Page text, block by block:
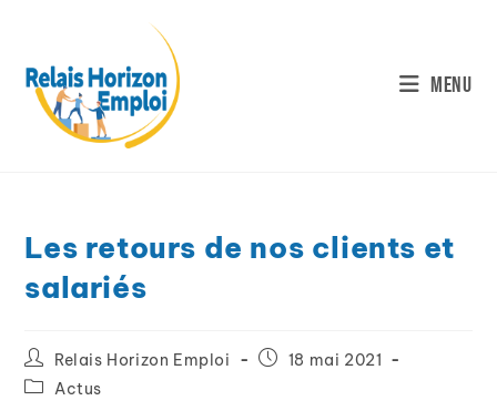
Menu
Les retours de nos clients et
salariés
Relais Horizon Emploi
18 mai 2021
Actus